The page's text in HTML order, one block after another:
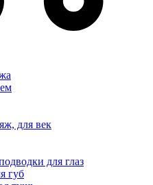
для век
для глаз
губ